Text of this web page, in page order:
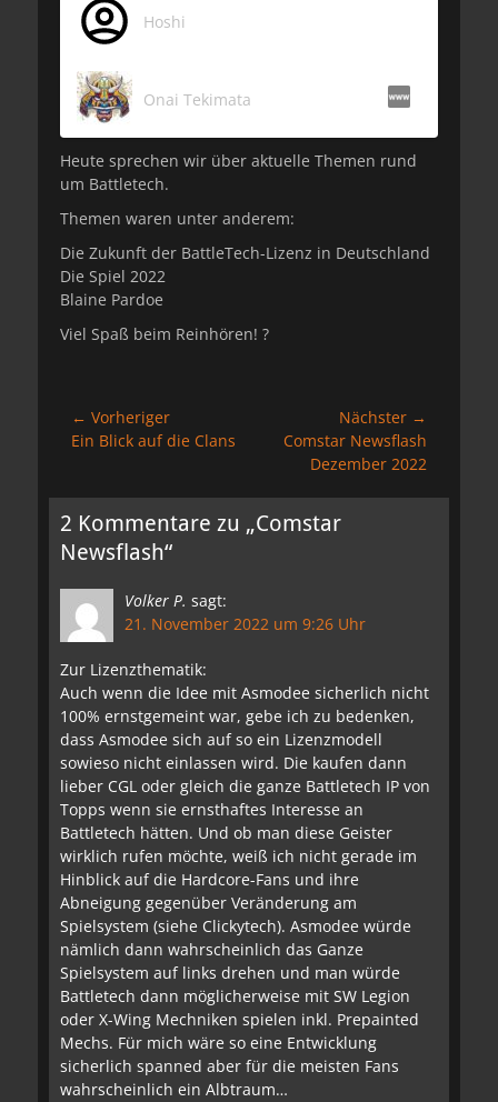
Hoshi
Onai Tekimata
Heute sprechen wir über aktuelle Themen rund
um Battletech.
Themen waren unter anderem:
Die Zukunft der BattleTech-Lizenz in Deutschland
Die Spiel 2022
Blaine Pardoe
Viel Spaß beim Reinhören! ?
Beitragsnavigation
← Vorheriger
Vorheriger
Ein Blick auf die Clans
Nächster →
Nächster
Comstar Newsflash
Dezember 2022
2 Kommentare zu „Comstar
Newsflash“
Volker P. sagt:
21. November 2022 um 9:26 Uhr
Zur Lizenzthematik:
Auch wenn die Idee mit Asmodee sicherlich nicht
100% ernstgemeint war, gebe ich zu bedenken,
dass Asmodee sich auf so ein Lizenzmodell
sowieso nicht einlassen wird. Die kaufen dann
lieber CGL oder gleich die ganze Battletech IP von
Topps wenn sie ernsthaftes Interesse an
Battletech hätten. Und ob man diese Geister
wirklich rufen möchte, weiß ich nicht gerade im
Hinblick auf die Hardcore-Fans und ihre
Abneigung gegenüber Veränderung am
Spielsystem (siehe Clickytech). Asmodee würde
nämlich dann wahrscheinlich das Ganze
Spielsystem auf links drehen und man würde
Battletech dann möglicherweise mit SW Legion
oder X-Wing Mechniken spielen inkl. Prepainted
Mechs. Für mich wäre so eine Entwicklung
sicherlich spanned aber für die meisten Fans
wahrscheinlich ein Albtraum…